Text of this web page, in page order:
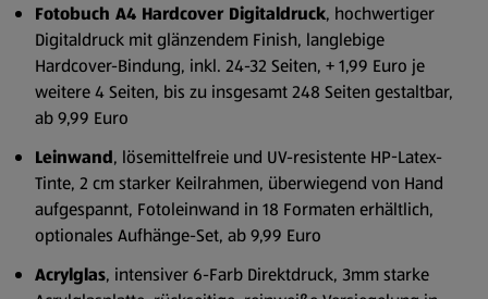
Fotobuch A4 Hardcover Digitaldruck, hochwertiger
Digitaldruck mit glänzendem Finish, langlebige
Hardcover-Bindung, inkl. 24-32 Seiten, + 1,99 Euro je
weitere 4 Seiten, bis zu insgesamt 248 Seiten gestaltbar,
ab 9,99 Euro
Leinwand, lösemittelfreie und UV-resistente HP-Latex-
Tinte, 2 cm starker Keilrahmen, überwiegend von Hand
aufgespannt, Fotoleinwand in 18 Formaten erhältlich,
optionales Aufhänge-Set, ab 9,99 Euro
Acrylglas, intensiver 6-Farb Direktdruck, 3mm starke